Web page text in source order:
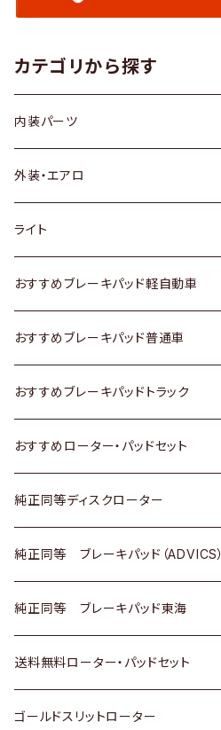
カテゴリから探す
内装パーツ
トヨタ
ホンダ
スズキ
日産
いすゞ
ダイハツ
マツダ
三菱
スバル
日野
三菱ふそう
外装・エアロ
トヨタ
ホンダ
スズキ
日産
いすゞ
ダイハツ
マツダ
三菱
日野
三菱ふそう
ライト
トヨタ
スズキ
日産
いすゞ
ダイハツ
三菱
日野
三菱ふそう
その他
おすすめブレーキパッド軽自動車
トヨタ
ホンダ
スズキ
日産
ダイハツ
マツダ
三菱
スバル
おすすめブレーキパッド普通車
トヨタ
ホンダ
スズキ
日産
いすゞ
ダイハツ
マツダ
おすすめブレーキパッドトラック
トヨタ
日産
いすゞ
ダイハツ
マツダ
三菱
おすすめローター・パッドセット
トヨタ
ホンダ
スズキ
日産
ダイハツ
純正同等ディスクローター
トヨタ
ホンダ
スズキ
日産
純正同等 ブレーキパッド（ADVICS）
トヨタ
ホンダ
スズキ
純正同等 ブレーキパッド東海
トヨタ
ホンダ
送料無料ローター・パッドセット
トヨタ
ゴールドスリットローター